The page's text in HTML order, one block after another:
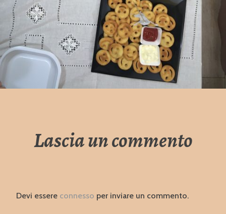
Lascia un commento
Devi essere connesso per inviare un commento.